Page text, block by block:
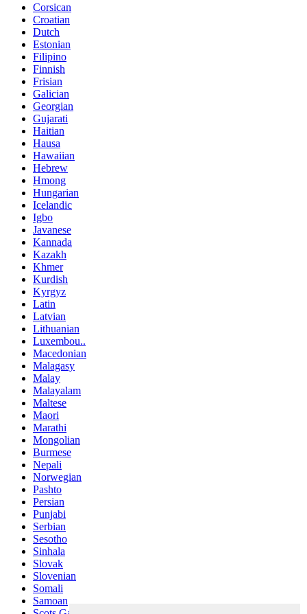
Corsican
Croatian
Dutch
Estonian
Filipino
Finnish
Frisian
Galician
Georgian
Gujarati
Haitian
Hausa
Hawaiian
Hebrew
Hmong
Hungarian
Icelandic
Igbo
Javanese
Kannada
Kazakh
Khmer
Kurdish
Kyrgyz
Latin
Latvian
Lithuanian
Luxembou..
Macedonian
Malagasy
Malay
Malayalam
Maltese
Maori
Marathi
Mongolian
Burmese
Nepali
Norwegian
Pashto
Persian
Punjabi
Serbian
Sesotho
Sinhala
Slovak
Slovenian
Somali
Samoan